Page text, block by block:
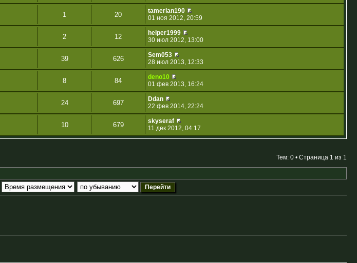
1 20
tamerlan190
01 ноя 2012, 20:59
2 12
helper1999
30 июл 2012, 13:00
39 626
Sem053
28 июл 2013, 12:33
8 84
deno10
01 фев 2013, 16:24
24 697
Ddan
22 фев 2014, 22:24
10 679
skyseraf
11 дек 2012, 04:17
Тем: 0 • Страница 1 из 1